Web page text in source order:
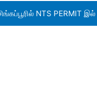
NTS PERMIT